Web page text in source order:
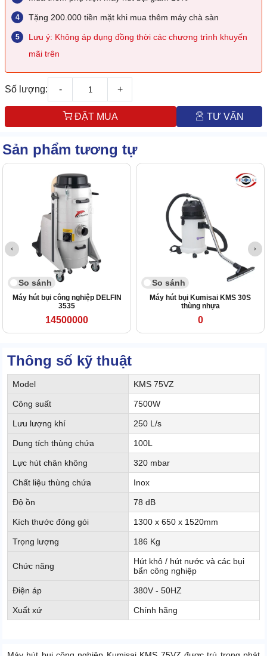
Tặng 200.000 tiền mặt khi mua thêm máy chà sàn
Lưu ý: Không áp dụng đồng thời các chương trình khuyến
mãi trên
Số lượng: - +
ĐẶT MUA TƯ VẤN
Sản phẩm tương tự
So sánh
Máy hút bụi công nghiệp DELFIN
3535
14500000
So sánh
Máy hút bụi Kumisai KMS 30S
thùng nhựa
0
Thông số kỹ thuật
Model KMS 75VZ
Công suất 7500W
Lưu lượng khí 250 L/s
Dung tích thùng chứa 100L
Lực hút chân không 320 mbar
Chất liệu thùng chứa Inox
Độ ồn 78 dB
Kích thước đóng gói 1300 x 650 x 1520mm
Trọng lượng 186 Kg
Chức năng
Hút khô / hút nước và các bụi
bẩn công nghiệp
Điện áp 380V - 50HZ
Xuất xứ Chính hãng